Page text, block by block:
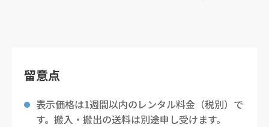
留意点
表示価格は1週間以内のレンタル料金（税別）で
す。搬入・搬出の送料は別途申し受けます。